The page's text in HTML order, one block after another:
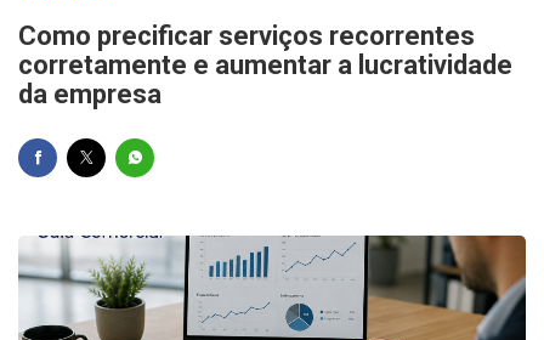
Como precificar serviços recorrentes
corretamente e aumentar a lucratividade
da empresa